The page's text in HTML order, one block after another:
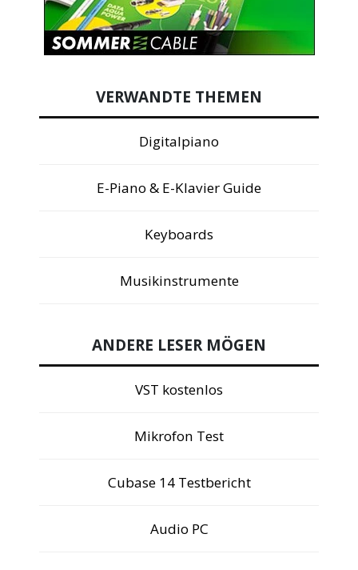
VERWANDTE THEMEN
Digitalpiano
E-Piano & E-Klavier Guide
Keyboards
Musikinstrumente
ANDERE LESER MÖGEN
VST kostenlos
Mikrofon Test
Cubase 14 Testbericht
Audio PC